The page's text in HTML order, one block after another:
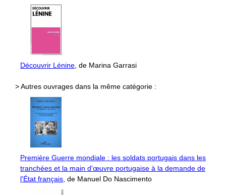
Découvrir Lénine , de Marina Garrasi
> Autres ouvrages dans la même catégorie :
Première Guerre mondiale : les soldats portugais dans les
tranchées et la main d'œuvre portugaise à la demande de
l'État français , de Manuel Do Nascimento